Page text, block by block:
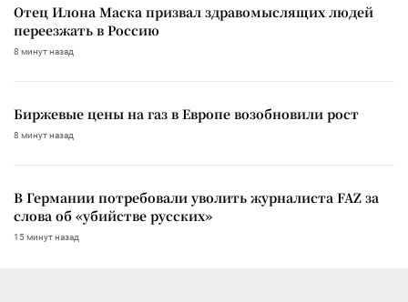
Отец Илона Маска призвал здравомыслящих людей
переезжать в Россию
8 минут назад
Биржевые цены на газ в Европе возобновили рост
8 минут назад
В Германии потребовали уволить журналиста FAZ за
слова об «убийстве русских»
15 минут назад